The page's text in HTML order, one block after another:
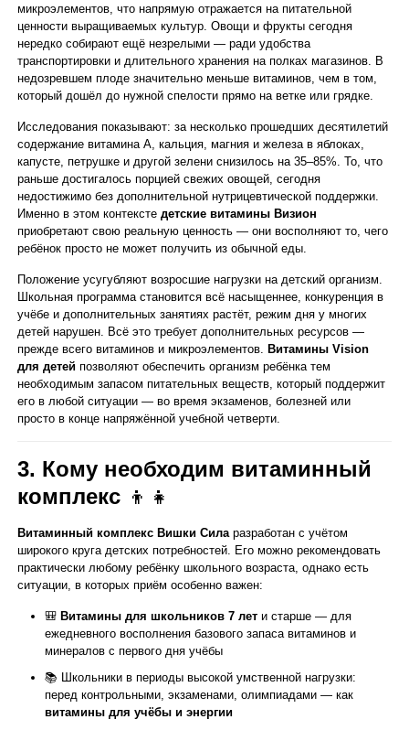
микроэлементов, что напрямую отражается на питательной
ценности выращиваемых культур. Овощи и фрукты сегодня
нередко собирают ещё незрелыми — ради удобства
транспортировки и длительного хранения на полках магазинов. В
недозревшем плоде значительно меньше витаминов, чем в том,
который дошёл до нужной спелости прямо на ветке или грядке.
Исследования показывают: за несколько прошедших десятилетий
содержание витамина A, кальция, магния и железа в яблоках,
капусте, петрушке и другой зелени снизилось на 35–85%. То, что
раньше достигалось порцией свежих овощей, сегодня
недостижимо без дополнительной нутрицевтической поддержки.
Именно в этом контекстедетские витамины Визион
приобретают свою реальную ценность — они восполняют то, чего
ребёнок просто не может получить из обычной еды.
Положение усугубляют возросшие нагрузки на детский организм.
Школьная программа становится всё насыщеннее, конкуренция в
учёбе и дополнительных занятиях растёт, режим дня у многих
детей нарушен. Всё это требует дополнительных ресурсов —
прежде всего витаминов и микроэлементов. Витамины Vision
для детей позволяют обеспечить организм ребёнка тем
необходимым запасом питательных веществ, который поддержит
его в любой ситуации — во время экзаменов, болезней или
просто в конце напряжённой учебной четверти.
3. Кому необходим витаминный
комплекс 👦👧
Витаминный комплекс Вишки Силаразработан с учётом
широкого круга детских потребностей. Его можно рекомендовать
практически любому ребёнку школьного возраста, однако есть
ситуации, в которых приём особенно важен:
🎒 Витамины для школьников 7 лет и старше — для
ежедневного восполнения базового запаса витаминов и
минералов с первого дня учёбы
📚 Школьники в периоды высокой умственной нагрузки:
перед контрольными, экзаменами, олимпиадами — как
витамины для учёбы и энергии